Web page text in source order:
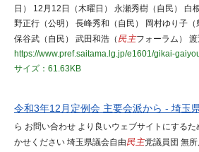
日） 12月12日（木曜日） 永瀬秀樹（自民） 白
野正行（公明） 長峰秀和（自民） 岡村ゆり子（
保谷武（自民） 武田和浩（ 民主フォーラム）
https://www.pref.saitama.lg.jp/e1601/gikai-
サイズ：61.63KB
令和3年12月定例会 主要会派から - 埼玉
ら お問い合わせ より良いウェブサイトにする
かせください 埼玉県議会自由民主党議員団 無